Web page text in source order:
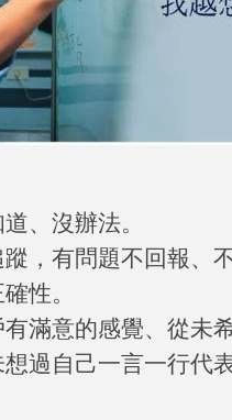
、沒辦法。
，有問題不回報、不
性。
滿意的感覺、從未
過自己一言一行代